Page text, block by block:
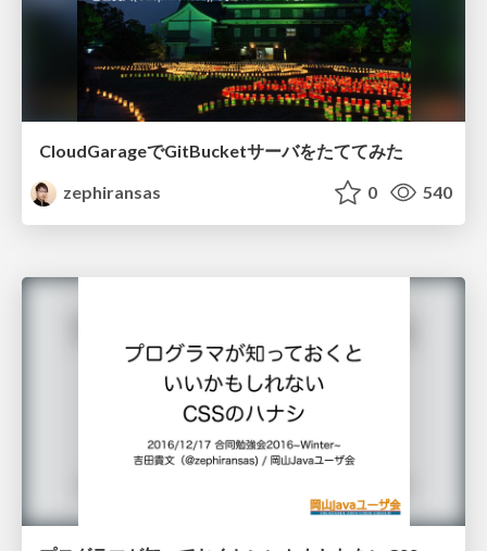
CloudGarageでGitBucketサーバをたててみた
zephiransas
0 540